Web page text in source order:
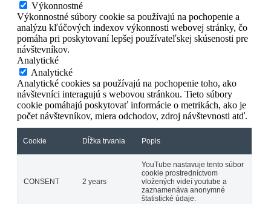
Výkonnostné
Výkonnostné súbory cookie sa používajú na pochopenie a
analýzu kľúčových indexov výkonnosti webovej stránky, čo
pomáha pri poskytovaní lepšej používateľskej skúsenosti pre
návštevníkov.
Analytické
Analytické
Analytické cookies sa používajú na pochopenie toho, ako
návštevníci interagujú s webovou stránkou. Tieto súbory
cookie pomáhajú poskytovať informácie o metrikách, ako je
počet návštevníkov, miera odchodov, zdroj návštevnosti atď.
Cookie Dĺžka trvania Popis
CONSENT 2 years
YouTube nastavuje tento súbor
cookie prostredníctvom
vložených videí youtube a
zaznamenáva anonymné
štatistické údaje.